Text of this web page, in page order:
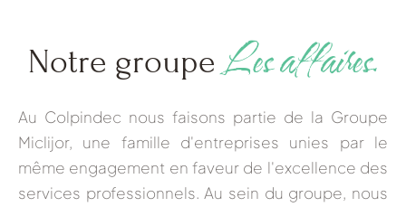
Notre groupeLes affaires.
Au Colpindec nous faisons partie de la Groupe
Miclijor, une famille d'entreprises unies par le
même engagement en faveur de l'excellence des
services professionnels. Au sein du groupe, nous